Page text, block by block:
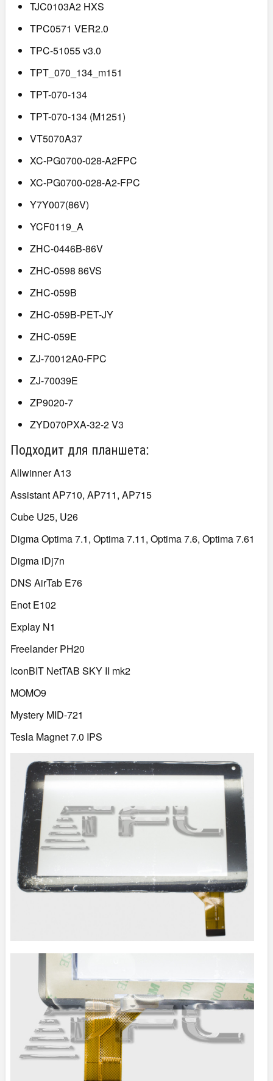
TJC0103A2 HXS
TPC0571 VER2.0
TPC-51055 v3.0
TPT_070_134_m151
TPT-070-134
TPT-070-134 (M1251)
VT5070A37
XC-PG0700-028-A2FPC
XC-PG0700-028-A2-FPC
Y7Y007(86V)
YCF0119_A
ZHC-0446B-86V
ZHC-0598 86VS
ZHC-059B
ZHC-059B-PET-JY
ZHC-059E
ZJ-70012A0-FPC
ZJ-70039E
ZP9020-7
ZYD070PXA-32-2 V3
Подходит для планшета:
Allwinner A13
Assistant AP710, AP711, AP715
Cube U25, U26
Digma Optima 7.1, Optima 7.11, Optima 7.6, Optima 7.61
Digma iDj7n
DNS AirTab E76
Enot E102
Explay N1
Freelander PH20
IconBIT NetTAB SKY II mk2
MOMO9
Mystery MID-721
Tesla Magnet 7.0 IPS